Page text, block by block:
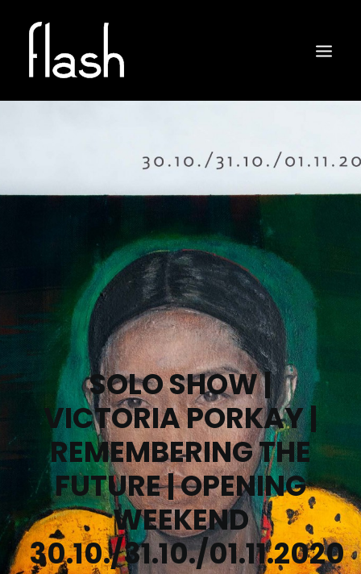
EXHIBITIONS
SOLO SHOW |
VICTORIA PORKAY |
REMEMBERING THE
FUTURE | OPENING
WEEKEND
30.10./31.10./01.11.2020